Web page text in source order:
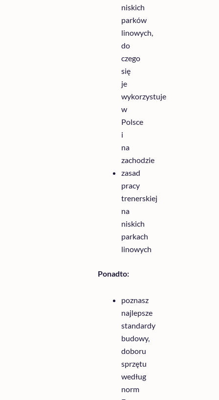
niskich
parków
linowych,
do
czego
się
je
wykorzystuje
w
Polsce
i
na
zachodzie
zasad
pracy
trenerskiej
na
niskich
parkach
linowych
Ponadto:
poznasz
najlepsze
standardy
budowy,
doboru
sprzętu
według
norm